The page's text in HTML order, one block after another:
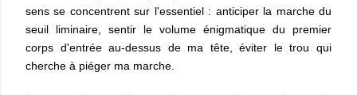
sens se concentrent sur l'essentiel : anticiper la marche du
seuil liminaire, sentir le volume énigmatique du premier
corps d'entrée au-dessus de ma tête, éviter le trou qui
cherche à piéger ma marche.